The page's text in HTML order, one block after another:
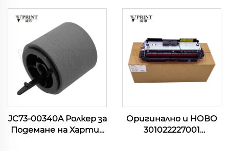
Samsung ML 3310 3312
3375 3700 3710 3712
4020 4070 4075 4080
4833
Капак на Касета за
принтери Samsung
3825 3870 3875 4020
4070 4075
JC73-00340A Ролкер за
Подемане на Хартия
Оригинално и НОВО
301022227001